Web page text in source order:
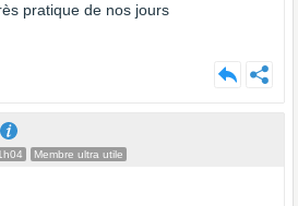
pratique de nos jours
Membre ultra utile